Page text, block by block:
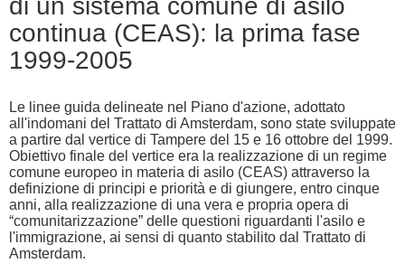
di un sistema comune di asilo
continua (CEAS): la prima fase
1999-2005
Le linee guida delineate nel Piano d'azione, adottato
all'indomani del Trattato di Amsterdam, sono state sviluppate
a partire dal vertice di Tampere del 15 e 16 ottobre del 1999.
Obiettivo finale del vertice era la realizzazione di un regime
comune europeo in materia di asilo (CEAS) attraverso la
definizione di principi e priorità e di giungere, entro cinque
anni, alla realizzazione di una vera e propria opera di
“comunitarizzazione” delle questioni riguardanti l'asilo e
l'immigrazione, ai sensi di quanto stabilito dal Trattato di
Amsterdam.